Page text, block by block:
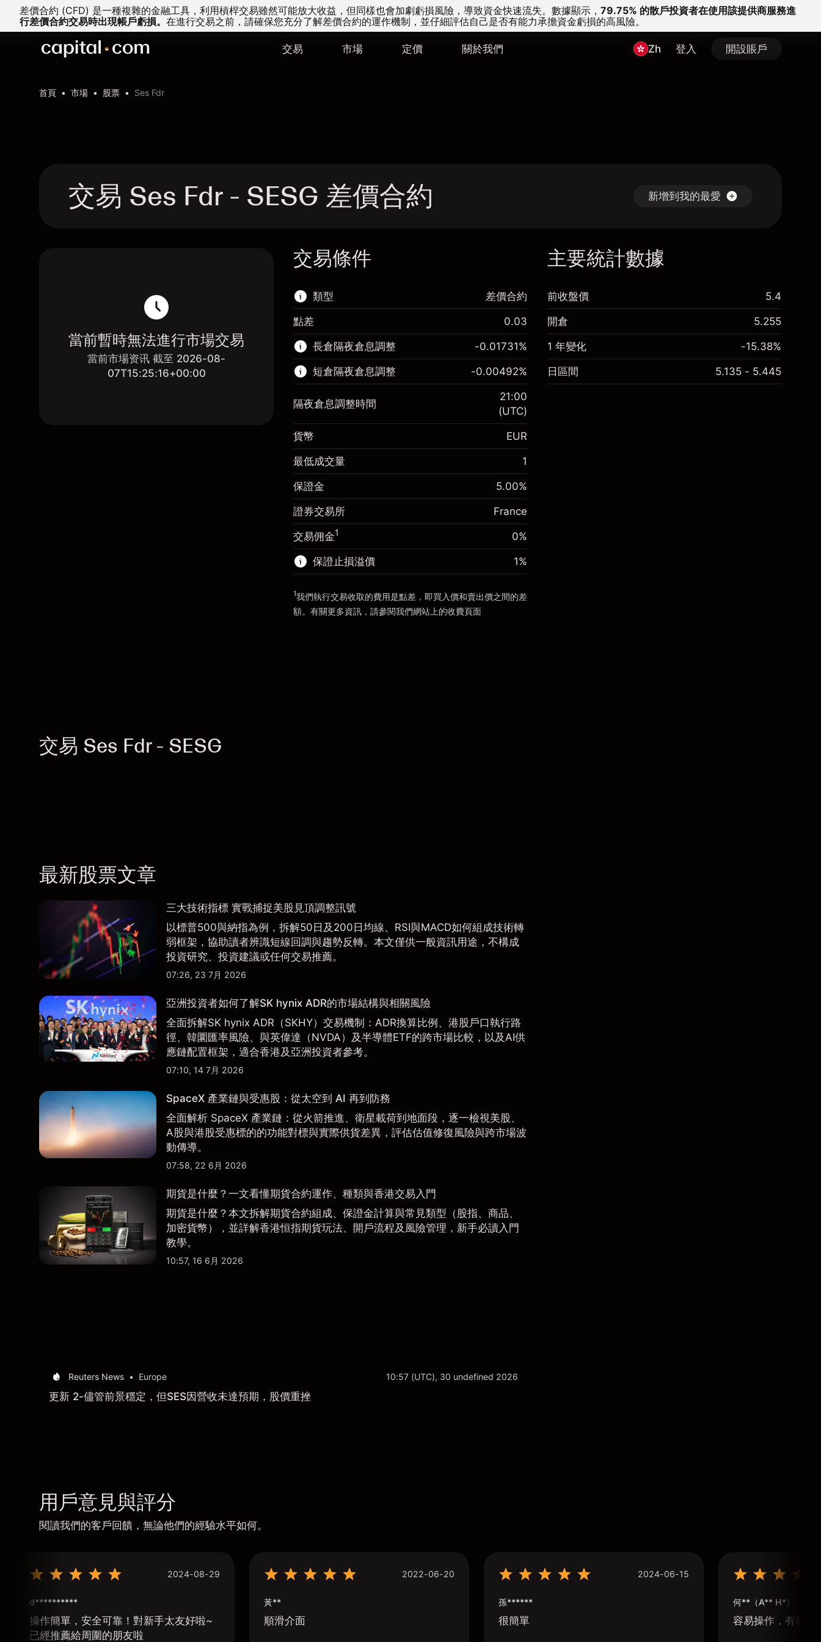
差價合約 (CFD) 是一種複雜的金融工具，利用槓桿交易雖然可能放大收益，但同樣也會加劇虧損風險，導致資金快速流失。 數據顯示， 79.75% 的散戶投資者在使用該提供商服務進
行差價合約交易時出現帳戶虧損。 在進行交易之前，請確保您充分了解差價合約的運作機制，並仔細評估自己是否有能力承擔資金虧損的高風險。
交易 市場 定價 關於我們 Zh 登入 開設賬戶
首頁 市場 股票 Ses Fdr
交易 Ses Fdr - SESG 差價合約 新增到我的最愛
當前暫時無法進行市場交易
當前市場资讯 截至 2026-08-
07T15:25:16+00:00
交易條件
類型
該金融市場可進行差價合約交易。
了解更多：
差價合約
差價合約
點差 0.03
長倉隔夜倉息調整
€1,000.00
隔夜倉息
來自頭寸全值的費用
-0.017307
(-€3.46)
使用杠杆的交易規模（大約值）
來自杠杆的資金 - 美元（大約值）
€19,000.00
前往平台
-0.01731%
短倉隔夜倉息調整
保證金。您的投資 €1,000.00
來自頭寸全值的費用
-0.004915
(-€0.98)
使用杠杆的交易規模（大約值）
來自杠杆的資金 - 美元（大約值）
€19,000.00
-0.00492%
隔夜倉息調整時間
21:00
(UTC)
貨幣 EUR
最低成交量 1
保證金 5.00%
證券交易所 France
交易佣金1 0%
保證止損溢價
「服務費用」
1%
1我們執行交易收取的費用是點差，即買入價和賣出價之間的差
額。有關更多資訊，請參閱我們網站上的收費頁面
主要統計數據
前收盤價 5.4
開倉 5.255
1 年變化 -15.38%
日區間 5.135 - 5.445
交易 Ses Fdr - SESG
最新股票文章
三大技術指標 實戰捕捉美股見頂調整訊號
以標普500與納指為例，拆解50日及200日均線、RSI與MACD如何組成技術轉
弱框架，協助讀者辨識短線回調與趨勢反轉。本文僅供一般資訊用途，不構成
投資研究、投資建議或任何交易推薦。
07:26, 23 7月 2026
亞洲投資者如何了解SK hynix ADR的市場結構與相關風險
全面拆解SK hynix ADR（SKHY）交易機制：ADR換算比例、港股戶口執行路
徑、韓圜匯率風險、與英偉達（NVDA）及半導體ETF的跨市場比較，以及AI供
應鏈配置框架，適合香港及亞洲投資者參考。
07:10, 14 7月 2026
SpaceX 產業鏈與受惠股：從太空到 AI 再到防務
全面解析 SpaceX 產業鏈：從火箭推進、衛星載荷到地面段，逐一檢視美股、
A股與港股受惠標的的功能對標與實際供貨差異，評估估值修復風險與跨市場波
動傳導。
07:58, 22 6月 2026
期貨是什麼？一文看懂期貨合約運作、種類與香港交易入門
期貨是什麼？本文拆解期貨合約組成、保證金計算與常見類型（股指、商品、
加密貨幣），並詳解香港恒指期貨玩法、開戶流程及風險管理，新手必讀入門
教學。
10:57, 16 6月 2026
Reuters News • Europe 10:57 (UTC), 30 undefined 2026
更新 2-儘管前景穩定，但SES因營收未達預期，股價重挫
用戶意見與評分
閱讀我們的客戶回饋，無論他們的經驗水平如何。
2024-08-29
d**********
操作簡單，安全可靠！對新手太友好啦~
已經推薦給周圍的朋友啦
2022-06-20
黃**
順滑介面
2024-06-15
孫******
很簡單
何**（A** H*）
容易操作，有教學